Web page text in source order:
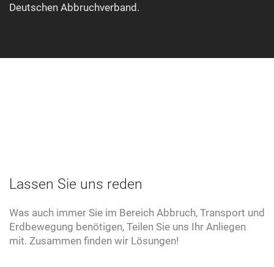
Deutschen Abbruchverband.
Lassen Sie uns reden
Was auch immer Sie im Bereich Abbruch, Transport und
Erdbewegung benötigen, Teilen Sie uns Ihr Anliegen
mit. Zusammen finden wir Lösungen!